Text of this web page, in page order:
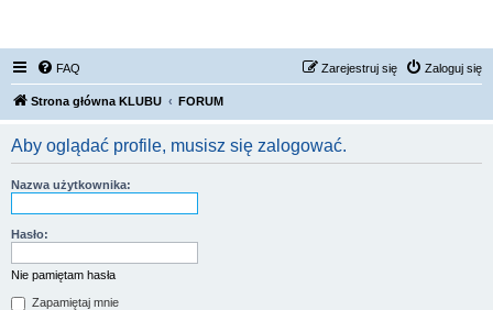
FAQ Zaloguj się
Zarejestruj się
Strona główna KLUBU FORUM
Aby oglądać profile, musisz się zalogować.
Nazwa użytkownika:
Hasło:
Nie pamiętam hasła
Zapamiętaj mnie